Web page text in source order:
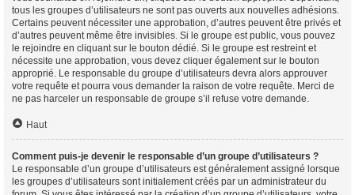
tous les groupes d’utilisateurs ne sont pas ouverts aux nouvelles adhésions.
Certains peuvent nécessiter une approbation, d’autres peuvent être privés et
d’autres peuvent même être invisibles. Si le groupe est public, vous pouvez
le rejoindre en cliquant sur le bouton dédié. Si le groupe est restreint et
nécessite une approbation, vous devez cliquer également sur le bouton
approprié. Le responsable du groupe d’utilisateurs devra alors approuver
votre requête et pourra vous demander la raison de votre requête. Merci de
ne pas harceler un responsable de groupe s’il refuse votre demande.
Haut
Comment puis-je devenir le responsable d’un groupe d’utilisateurs ?
Le responsable d’un groupe d’utilisateurs est généralement assigné lorsque
les groupes d’utilisateurs sont initialement créés par un administrateur du